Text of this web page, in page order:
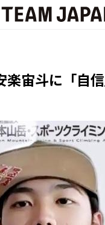
楽宙斗に「自